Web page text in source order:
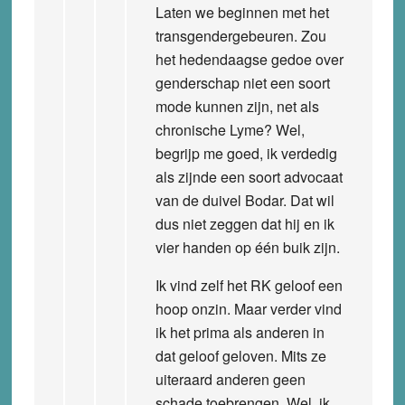
Laten we beginnen met het
transgendergebeuren. Zou
het hedendaagse gedoe over
genderschap niet een soort
mode kunnen zijn, net als
chronische Lyme? Wel,
begrijp me goed, ik verdedig
als zijnde een soort advocaat
van de duivel Bodar. Dat wil
dus niet zeggen dat hij en ik
vier handen op één buik zijn.
Ik vind zelf het RK geloof een
hoop onzin. Maar verder vind
ik het prima als anderen in
dat geloof geloven. Mits ze
uiteraard anderen geen